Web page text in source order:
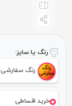
رنگ یا سایز:
رنگ سفارشی
خرید اقساطی